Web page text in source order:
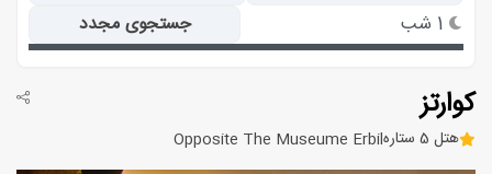
کوارتز
هتل 5 ستاره Opposite The Museume Erbil
1 شب جستجوی مجدد